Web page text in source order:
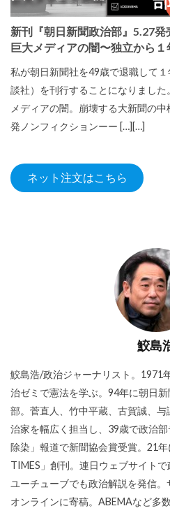
新刊『朝日新聞政治部』5.27発
巨大メディアの闇〜独立から
私が朝日新聞社を49歳で退職して
談社）を刊行することになりまし
メディアの闇。崩壊する大新聞の
発ノンフィクションーー […][…]
ネット注文はこちら
鮫島
鮫島浩/政治ジャーナリスト。1971
治ゼミで憲法を学ぶ。94年に朝日
部。菅直人、竹中平蔵、古賀誠、
治家を幅広く担当し、39歳で政治
除染」報道で新聞協会賞受賞。21
TIMES」創刊。連日ウェブサイトで
ユーチューブでも政治解説を発信
オンラインに寄稿。ABEMAなど多